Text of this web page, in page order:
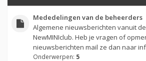
Mededelingen van de beheerders
Algemene nieuwsberichten vanuit
NewMINIclub. Heb je vragen of
nieuwsberichten mail ze dan naar
Onderwerpen: 5